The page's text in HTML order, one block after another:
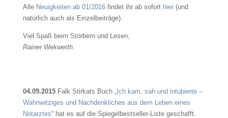
Alle Neuigkeiten ab 01/2016findet ihr ab sofort hier(und
natürlich auch als Einzelbeiträge).
Viel Spaß beim Störbern und Lesen,
Rainer Wekwerth.
04.09.2015Falk Stirkats Buch „Ich kam, sah und intubierte –
Wahnwitziges und Nachdenkliches aus dem Leben eines
Notarztes“ hat es auf die Spiegelbestseller-Liste geschafft.